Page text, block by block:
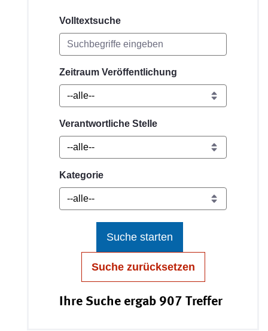
Volltextsuche
Zeitraum Veröffentlichung
Verantwortliche Stelle
Kategorie
Suche starten
Suche zurücksetzen
Ihre Suche ergab 907 Treffer